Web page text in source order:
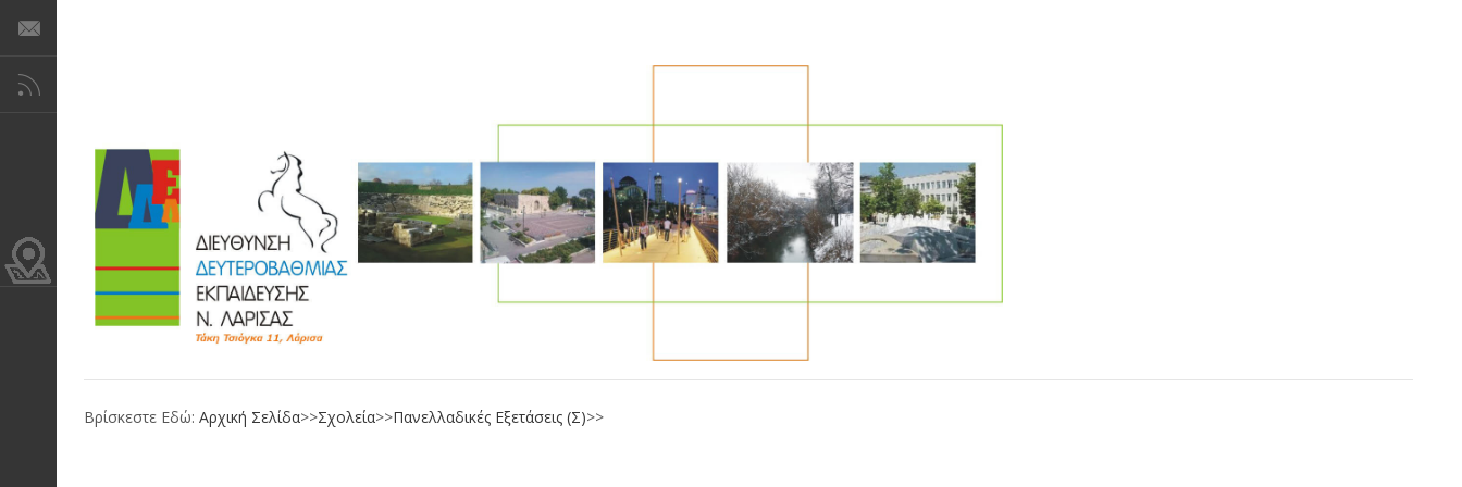
Βρίσκεστε Εδώ: Αρχική Σελίδα>>Σχολεία>>Πανελλαδικές Εξετάσεις (Σ)>>